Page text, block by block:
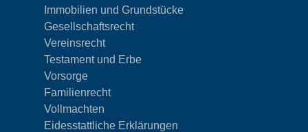
Immobilien und Grundstücke
Gesellschaftsrecht
Vereinsrecht
Testament und Erbe
Vorsorge
Familienrecht
Vollmachten
Eidesstattliche Erklärungen